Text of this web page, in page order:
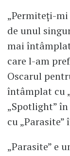
„Permiteți-mi
de unul
mai
care l-am
Oscarul
întâmplat cu
„Spotlight” în
cu „Parasite”
„Parasite” e